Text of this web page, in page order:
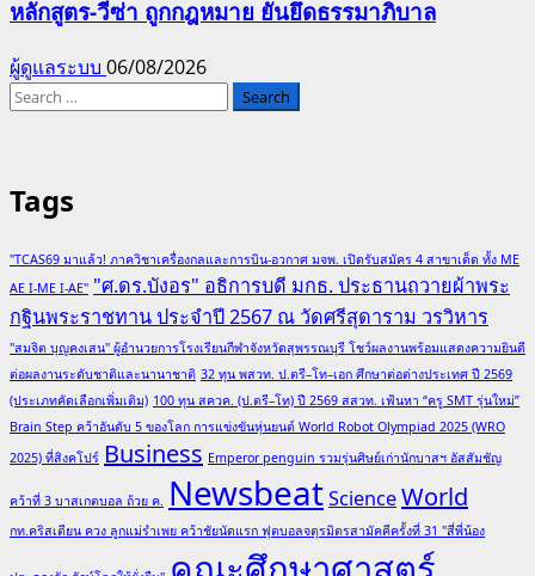
หลักสูตร-วีซ่า ถูกกฎหมาย ยันยึดธรรมาภิบาล
ผู้ดูแลระบบ 06/08/2026
Search
Tags
"TCAS69 มาแล้ว! ภาควิชาเครื่องกลและการบิน-อวกาศ มจพ. เปิดรับสมัคร 4 สาขาเด็ด ทั้ง ME
AE I-ME I-AE" "ศ.ดร.บังอร" อธิการบดี มกธ. ประธานถวายผ้าพระ
กฐินพระราชทาน ประจำปี 2567 ณ วัดศรีสุดาราม วรวิหาร
"สมจิต บุญคงเสน" ผู้อำนวยการโรงเรียนกีฬาจังหวัดสุพรรณบุรี โชว์ผลงานพร้อมแสดงความยินดี
ต่อผลงานระดับชาติและนานาชาติ 32 ทุน พสวท. ป.ตรี–โท–เอก ศึกษาต่อต่างประเทศ ปี 2569
(ประเภทคัดเลือกเพิ่มเติม) 100 ทุน สควค. (ป.ตรี–โท) ปี 2569 สสวท. เฟ้นหา “ครู SMT รุ่นใหม่”
Brain Step คว้าอันดับ 5 ของโลก การแข่งขันหุ่นยนต์ World Robot Olympiad 2025 (WRO
2025) ที่สิงคโปร์ Business Emperor penguin รวมรุ่นศิษย์เก่านักบาสฯ อัสสัมชัญ
คว้าที่ 3 บาสเกตบอล ถ้วย ค. NewsbeatScienceWorld
กท.คริสเตียน ควง ลูกแม่รำเพย คว้าชัยนัดแรก ฟุตบอลจตุรมิตรสามัคคีครั้งที่ 31 "สี่พี่น้อง